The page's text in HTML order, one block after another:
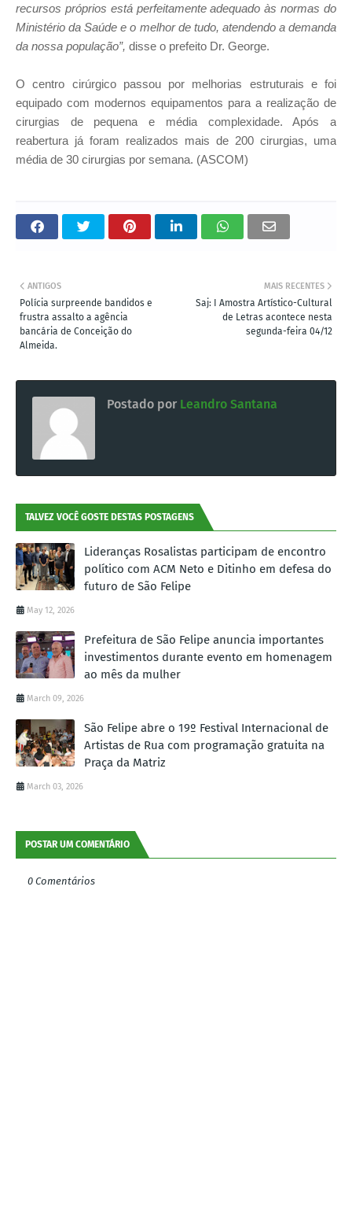
recursos próprios está perfeitamente adequado às normas do
Ministério da Saúde e o melhor de tudo, atendendo a demanda
da nossa população”, disse o prefeito Dr. George.
O centro cirúrgico passou por melhorias estruturais e foi
equipado com modernos equipamentos para a realização de
cirurgias de pequena e média complexidade. Após a
reabertura já foram realizados mais de 200 cirurgias, uma
média de 30 cirurgias por semana. (ASCOM)
MAIS RECENTES
Saj: I Amostra Artístico-Cultural
de Letras acontece nesta
segunda-feira 04/12
ANTIGOS
Polícia surpreende bandidos e
frustra assalto a agência
bancária de Conceição do
Almeida.
Postado por Leandro Santana
TALVEZ VOCÊ GOSTE DESTAS POSTAGENS
Lideranças Rosalistas participam de encontro
político com ACM Neto e Ditinho em defesa do
futuro de São Felipe
May 12, 2026
Prefeitura de São Felipe anuncia importantes
investimentos durante evento em homenagem
ao mês da mulher
March 09, 2026
São Felipe abre o 19º Festival Internacional de
Artistas de Rua com programação gratuita na
Praça da Matriz
March 03, 2026
POSTAR UM COMENTÁRIO
0 Comentários